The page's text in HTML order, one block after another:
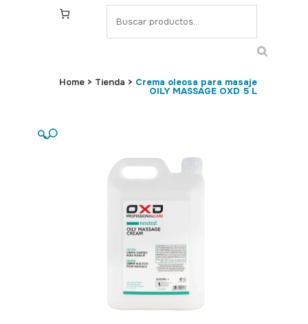
S
e
c
Home > Tienda > Crema oleosa para masaje
OILY MASSAGE OXD 5 L
🔍